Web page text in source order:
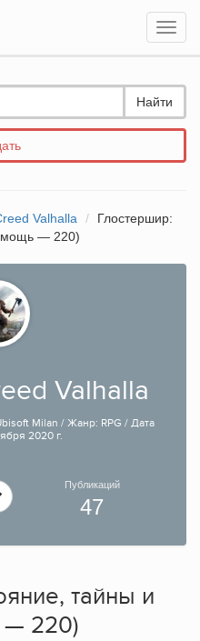
Найти
Valhalla
Глостершир:
— 220)
Valhalla
Milan / Жанр: RPG / Дата
2020 г.
Публикаций
47
тайны и
— 220)